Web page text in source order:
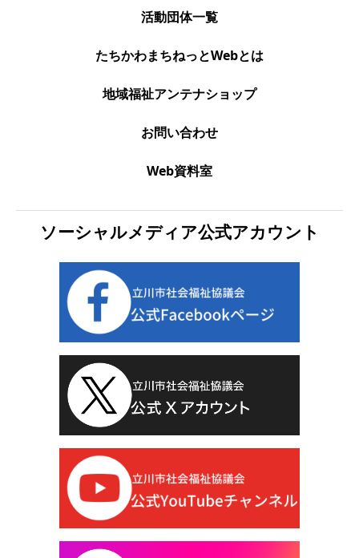
活動団体一覧
たちかわまちねっとWebとは
地域福祉アンテナショップ
お問い合わせ
Web資料室
ソーシャルメディア公式アカウント